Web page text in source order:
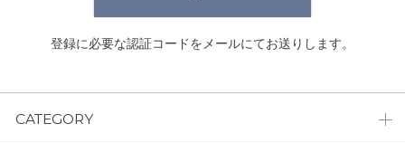
登録に必要な認証コードをメールにてお送りします。
CATEGORY